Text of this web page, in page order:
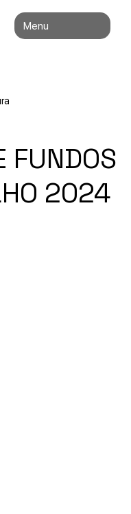
Menu
FUNDOS
2024